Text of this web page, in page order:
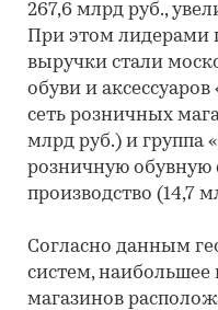
267,6 млрд руб.,
При этом лидерами
выручки стали
обуви и
сеть розничных
млрд руб.) и группа
розничную обувную
производство (14,7
Согласно данным
систем, наибольшее
магазинов